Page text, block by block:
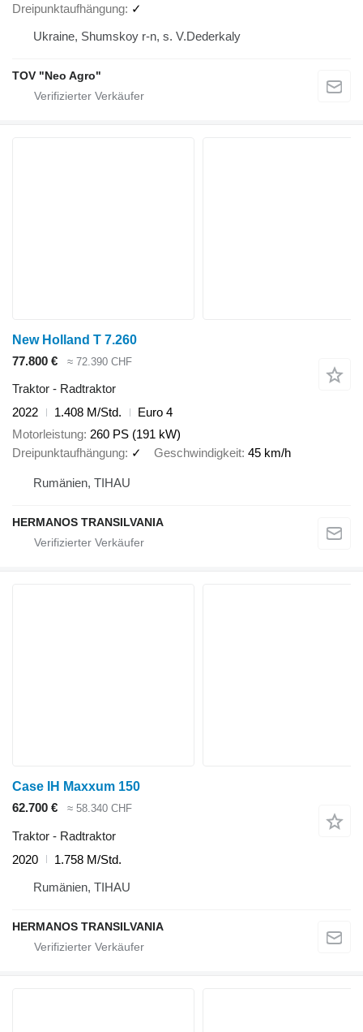
Dreipunktaufhängung ✓
Ukraine, Shumskoy r-n, s. V.Dederkaly
TOV "Neo Agro"
New Holland T 7.260
77.800 €
≈ 72.390 CHF
Traktor - Radtraktor
2022
1.408 M/Std.
Euro 4
Motorleistung 260 PS (191 kW)
Dreipunktaufhängung ✓ Geschwindigkeit 45 km/h
Rumänien, TIHAU
HERMANOS TRANSILVANIA
Case IH Maxxum 150
62.700 €
≈ 58.340 CHF
Traktor - Radtraktor
2020
1.758 M/Std.
Rumänien, TIHAU
HERMANOS TRANSILVANIA